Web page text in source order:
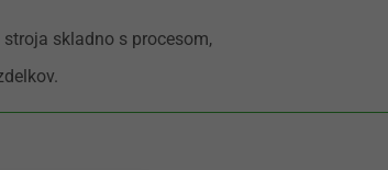
skladno s procesom,